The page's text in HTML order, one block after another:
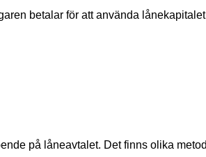
betalar för att använda
på låneavtalet. Det finns olika